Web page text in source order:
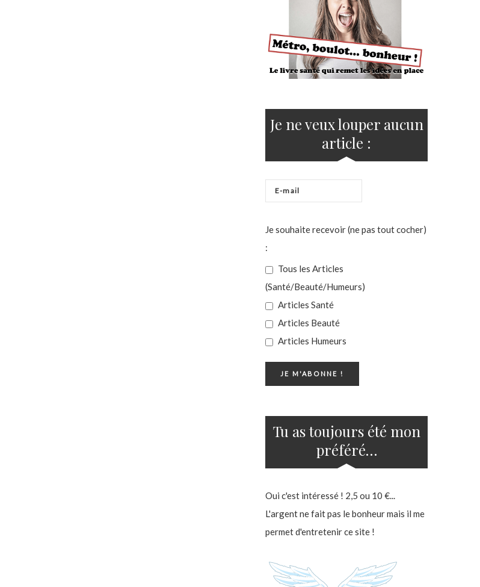
Je ne veux louper aucun
article :
Je souhaite recevoir (ne pas tout cocher)
:
Tous les Articles
(Santé/Beauté/Humeurs)
Articles Santé
Articles Beauté
Articles Humeurs
Tu as toujours été mon
préféré…
Oui c'est intéressé ! 2,5 ou 10 €...
L'argent ne fait pas le bonheur mais il me
permet d'entretenir ce site !